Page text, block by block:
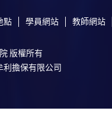
點 學員網站 教師網站
版權所有
利擔保有限公司